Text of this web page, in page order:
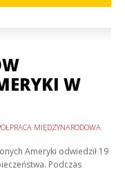
W
MIĘDZYNARODOWA
Ameryki odwiedził 19
Podczas